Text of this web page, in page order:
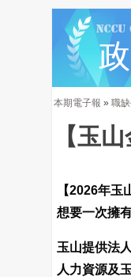
本期電子報 » 職
【玉
【2026年
想要一次擁
玉山提供法
人力資源及